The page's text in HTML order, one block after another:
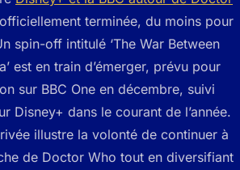
terminée, du moins pour
spin-off intitulé ‘The War Between
est en train d’émerger, prévu pour
sur BBC One en décembre, suivi
Disney+ dans le courant de l’année.
illustre la volonté de continuer à
de Doctor Who tout en diversifiant